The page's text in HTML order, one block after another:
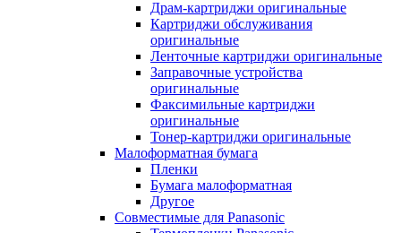
Драм-картриджи оригинальные
Картриджи обслуживания
оригинальные
Ленточные картриджи оригинальные
Заправочные устройства
оригинальные
Факсимильные картриджи
оригинальные
Тонер-картриджи оригинальные
Малоформатная бумага
Пленки
Бумага малоформатная
Другое
Совместимые для Panasonic